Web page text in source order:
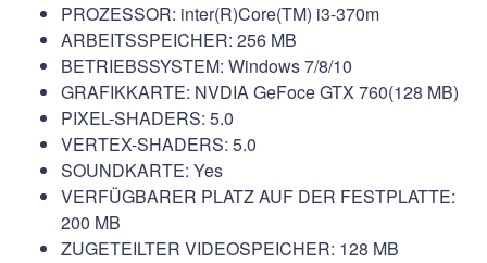
PROZESSOR: inter(R)Core(TM) i3-370m
ARBEITSSPEICHER: 256 MB
BETRIEBSSYSTEM: Windows 7/8/10
GRAFIKKARTE: NVDIA GeFoce GTX 760(128 MB)
PIXEL-SHADERS: 5.0
VERTEX-SHADERS: 5.0
SOUNDKARTE: Yes
VERFÜGBARER PLATZ AUF DER FESTPLATTE:
200 MB
ZUGETEILTER VIDEOSPEICHER: 128 MB